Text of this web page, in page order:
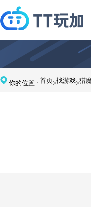
你的位置 : 首页>找游戏>猎